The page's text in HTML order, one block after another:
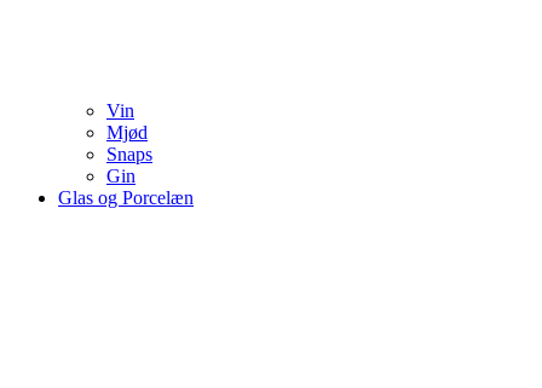
Vin
Mjød
Snaps
Gin
Glas og Porcelæn